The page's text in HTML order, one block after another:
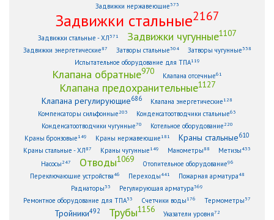
Задвижки нержавеющие373
Задвижки стальные2167
Задвижки стальные - ХЛ371 Задвижки чугунные1107
Задвижки энергетические87 Затворы стальные304 Затворы чугунные338
Испытательное оборудование для ТПА119
Клапана обратные970 Клапана отсечные61
Клапана предохранительные1127
Клапана регулирующие686 Клапана энергетические128
Компенсаторы сильфонные 203 Конденсатоотводчики стальные63
Конденсатоотводчики чугунные70 Котельное оборудование 220
Краны бронзовые149 Краны нержавеющие181 Краны стальные610
Краны стальные - ХЛ87 Краны чугунные149 Манометры88 Метизы433
Насосы 247 Отводы1069 Отопительное оборудование96
Переключающие устройства46 Переходы441 Пожарная арматура48
Радиаторы33 Регулирующая арматура369
Ремонтное оборудование для ТПА53 Счетчики воды176 Термометры 57
Тройники492 Трубы1156 Указатели уровня72